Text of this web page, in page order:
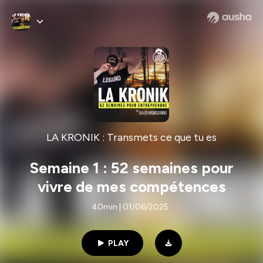
LA KRONIK : Transmets ce que tu es
Semaine 1 : 52 semaines pour
vivre de mes compétences
40min | 01/06/2025
PLAY